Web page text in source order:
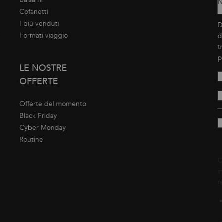
Cofanetti
I più venduti
Formati viaggio
LE NOSTRE
OFFERTE
Offerte del momento
Black Friday
Cyber Monday
Routine